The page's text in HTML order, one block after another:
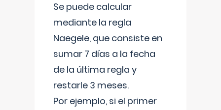
Se puede calcular
mediante la regla
Naegele, que consiste en
sumar 7 días a la fecha
de la última regla y
restarle 3 meses.
Por ejemplo, si el primer